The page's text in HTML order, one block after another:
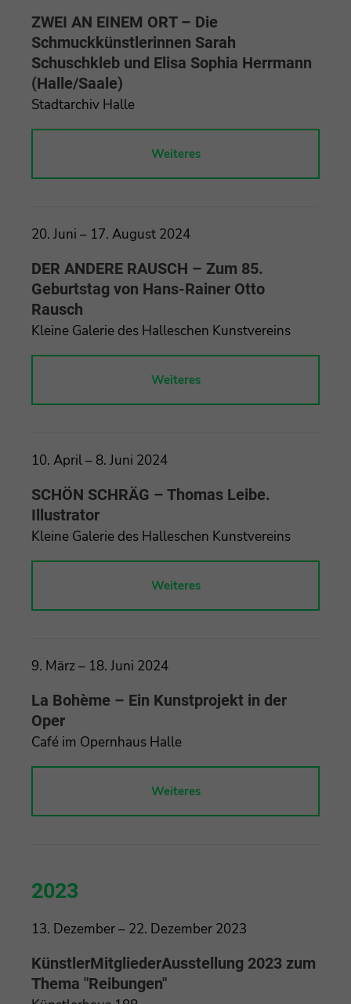
ZWEI AN EINEM ORT – Die
Schmuckkünstlerinnen Sarah
Schuschkleb und Elisa Sophia Herrmann
(Halle/Saale)
Stadtarchiv Halle
Weiteres
20. Juni – 17. August 2024
DER ANDERE RAUSCH – Zum 85.
Geburtstag von Hans-Rainer Otto
Rausch
Kleine Galerie des Halleschen Kunstvereins
Weiteres
10. April – 8. Juni 2024
SCHÖN SCHRÄG – Thomas Leibe.
Illustrator
Kleine Galerie des Halleschen Kunstvereins
Weiteres
9. März – 18. Juni 2024
La Bohème – Ein Kunstprojekt in der
Oper
Café im Opernhaus Halle
Weiteres
2023
13. Dezember – 22. Dezember 2023
KünstlerMitgliederAusstellung 2023 zum
Thema "Reibungen"